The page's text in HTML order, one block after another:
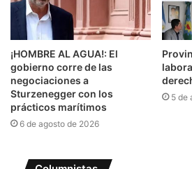
¡HOMBRE AL AGUA!: El
gobierno corre de las
negociaciones a
Sturzenegger con los
prácticos marítimos
6 de agosto de 2026
5 de